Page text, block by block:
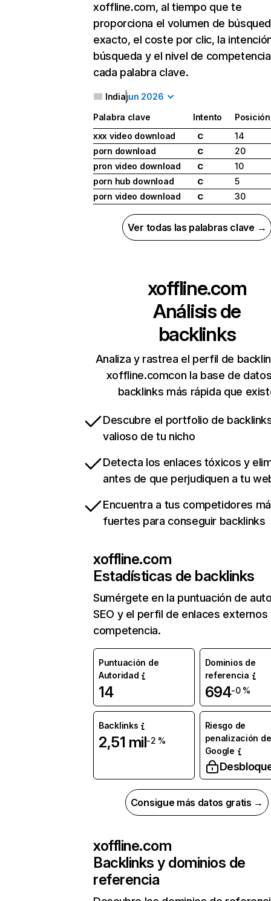
xoffline.com, al tiempo que te
proporciona el volumen de
exacto, el coste por clic, la
búsqueda y el nivel de
cada palabra clave.
Indiajun 2026
Palabra clave Intento
Posición
xxx video download
C
14
porn download
C
20
pron video download
C
10
porn hub download
C
5
porn video download
C 30
Ver todas las palabras clave →
xoffline.com
Análisis de
backlinks
Analiza y rastrea el perfil de
xoffline.comcon la base de
backlinks más rápida que
Descubre el portfolio de
valioso de tu nicho
Detecta los enlaces tóxicos y
antes de que perjudiquen a tu
Encuentra a tus competidores
fuertes para conseguir backlinks
xoffline.com
Estadísticas de backlinks
Sumérgete en la puntuación de
SEO y el perfil de enlaces externos
competencia.
Puntuación de
Autoridad
14
Dominios de
referencia
694-0 %
Backlinks
2,51 mil-2 %
Riesgo de
penalización de
Google
Consigue más datos gratis →
xoffline.com
Backlinks y dominios de
referencia